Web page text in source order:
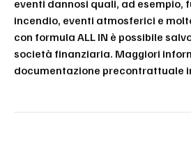
eventi dannosi quali, ad esempio,
incendio, eventi atmosferici e
con formula ALL IN è possibile
società finanziaria. Maggiori
documentazione precontrattuale